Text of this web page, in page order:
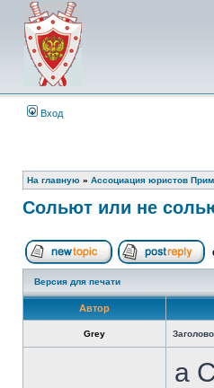
Вход
На главную » Ассоциация юристов
Сольют или не
Начать новую тему
Версия для печати
Автор
Grey
а